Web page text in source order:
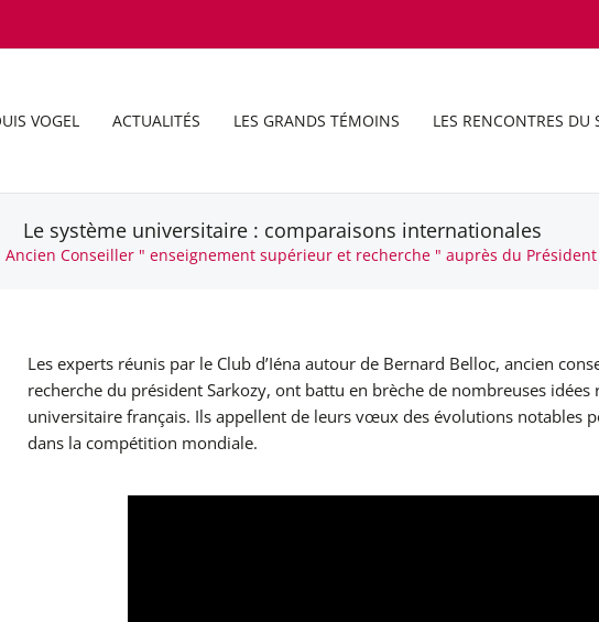
VOGEL ACTUALITÉS LES GRANDS TÉMOINS LES RENCONTRES DU
Le système universitaire : comparaisons internationales
Ancien Conseiller " enseignement supérieur et recherche " auprès du Président
Les experts réunis par le Club d’Iéna autour de Bernard Belloc, ancien
recherche du président Sarkozy, ont battu en brèche de nombreuses idées
universitaire français. Ils appellent de leurs vœux des évolutions notables
dans la compétition mondiale.